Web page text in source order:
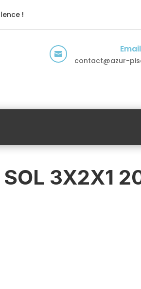
!
 Email
contact@azur-
3X2X1